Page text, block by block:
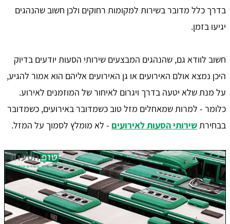
בדרך כלל מדובר בשירות למקומות רחוקים ולכן חשוב שהנהגים
יגיעו בזמן.
חשוב לוודא גם, שהנהגים המבצעים שירותי הסעות יודעים בדיוק
היכן נמצא אולם האירועים או גן האירועים אליהם הוא אמור להגיע,
על מנת שלא יטעה בדרך ויגרום לאיחור של המוזמנים לאירוע.
כלומר - למרות שמאחלים מזל טוב כשמדובר באירועים, כשמדובר
בבחירתשירותי הסעות לאירועים - לא מומלץ לסמוך על המזל.